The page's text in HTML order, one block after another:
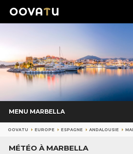
MENU MARBELLA
OOVATU EUROPE ESPAGNE ANDALOUSIE
MÉTÉO À MARBELLA